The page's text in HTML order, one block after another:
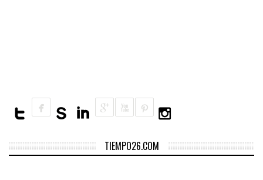
TIEMPO26.COM